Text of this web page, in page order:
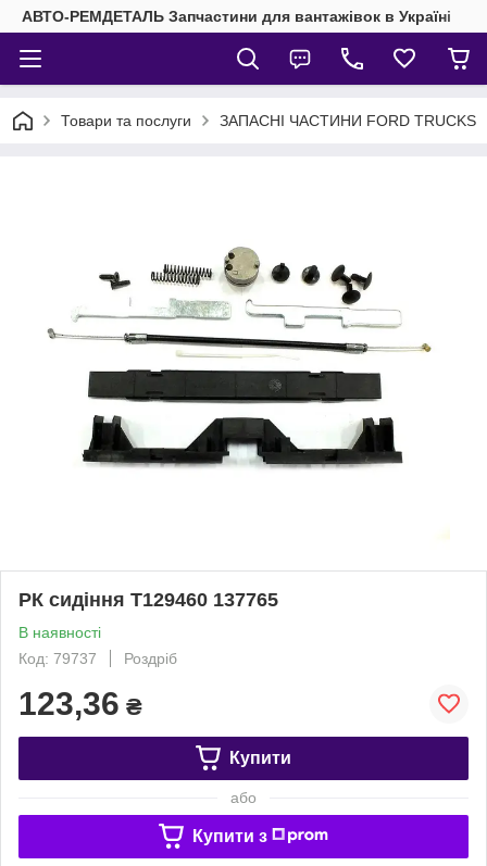
АВТО-РЕМДЕТАЛЬ Запчастини для вантажівок в Україні
Товари та послуги ЗАПАСНІ ЧАСТИНИ FORD TRUCKS
РК сидіння T129460 137765
В наявності
Код: 79737
Роздріб
123,36 ₴
Купити
або
Купити з